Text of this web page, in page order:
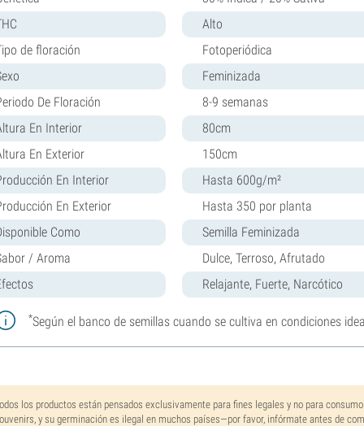
Alto
de floración
Fotoperiódica
Feminizada
De Floración
8-9 semanas
En Interior
80cm
En Exterior
150cm
En Interior
Hasta 600g/m²
En Exterior
Hasta 350 por planta
Como
Semilla Feminizada
/ Aroma
Dulce, Terroso, Afrutado
Relajante, Fuerte, Narcótico
*Según el banco de semillas cuando se cultiva en condiciones
los productos están pensados exclusivamente para fines legales y no para
y su germinación es ilegal en muchos países—por favor, infórmate antes de